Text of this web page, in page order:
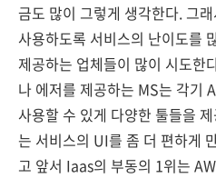
금도 많이 그렇게 생각한다. 그
사용하도록 서비스의 난이도를
제공하는 업체들이 많이 시도한
나 에저를 제공하는 MS는 각기
사용할 수 있게 다양한 툴들을
는 서비스의 UI를 좀 더 편하게
고 앞서 Iaas의 부동의 1위는